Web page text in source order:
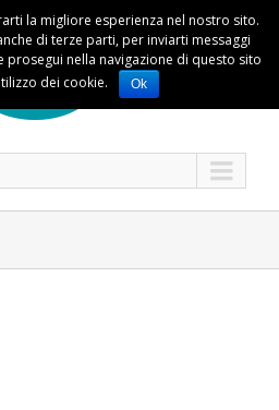
la migliore esperienza nel nostro sito.
di terze parti, per inviarti messaggi
nella navigazione di questo sito
dei cookie.
Ok